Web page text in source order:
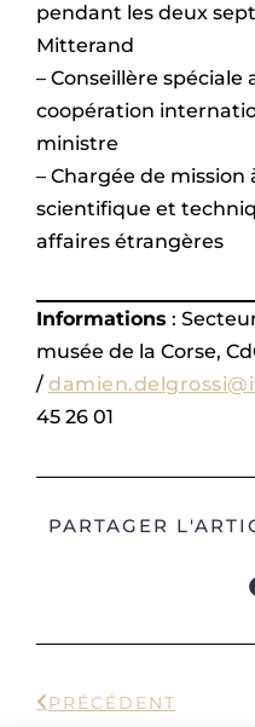
pendant les deux
Mitterand
– Conseillère spéciale
coopération
ministre
– Chargée de
scientifique et
affaires étrangères
Informations :
musée de la Corse,
/
45 26 01
PARTAGER
PRÉCÉDENT